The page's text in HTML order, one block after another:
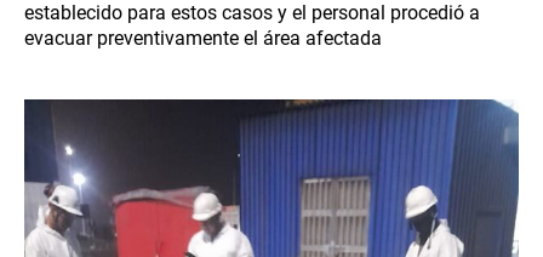
establecido para estos casos y el personal procedió a
evacuar preventivamente el área afectada